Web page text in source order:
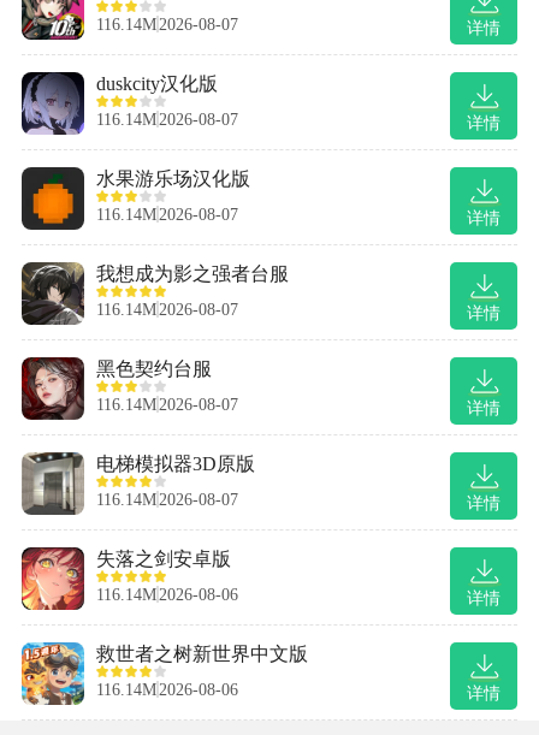
详情
116.14M 2026-08-07
详情
duskcity汉化版
116.14M 2026-08-07
详情
水果游乐场汉化版
116.14M 2026-08-07
详情
我想成为影之强者台服
116.14M 2026-08-07
详情
黑色契约台服
116.14M 2026-08-07
详情
电梯模拟器3D原版
116.14M 2026-08-07
详情
失落之剑安卓版
116.14M 2026-08-06
详情
救世者之树新世界中文版
116.14M 2026-08-06